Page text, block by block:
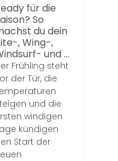
für die
So
du dein
, Wing-,
und ...
Frühling steht
der Tür, die
und die
windigen
kündigen
Start der